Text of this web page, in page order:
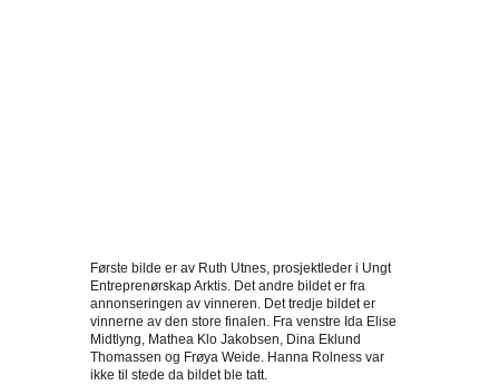
Første bilde er av Ruth Utnes, prosjektleder i Ungt
Entreprenørskap Arktis. Det andre bildet er fra
annonseringen av vinneren. Det tredje bildet er
vinnerne av den store finalen. Fra venstre Ida Elise
Midtlyng, Mathea Klo Jakobsen, Dina Eklund
Thomassen og Frøya Weide. Hanna Rolness var
ikke til stede da bildet ble tatt.